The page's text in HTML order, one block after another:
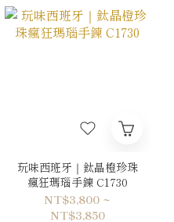
玩味西班牙｜鈦晶橙珍珠
瘋狂瑪瑙手鍊 C1730
NT$3,800 ~
NT$3,850